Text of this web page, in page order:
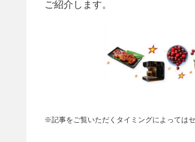
ご紹介します。
※記事をご覧いただくタイミングによっては